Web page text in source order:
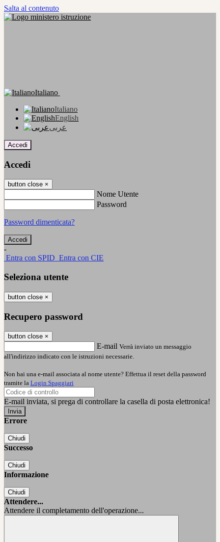
Salta al contenuto
Italiano
Italiano
English
عربى
Accedi
Accedi
button close ×
Nome Utente
Password
Password dimenticata?
-
Entra con SPID Entra con CIE
Seleziona utente
button close ×
Recupero password
button close ×
E-mail Verrà inviato un messaggio
all'indirizzo indicato con le istruzioni necessarie.
Non hai una e-mail associata al nome utente? Effettua il reset della password
tramite la Login Spaggiari
E-mail inviata, si prega di controllare la casella di posta elettronica!
Errore
Chiudi
Successo
Chiudi
Informazione
Chiudi
Attendere...
Attendere il completamento dell'operazione...